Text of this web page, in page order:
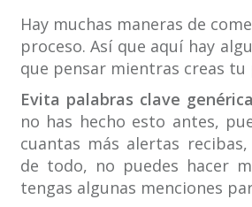
Hay muchas maneras de
proceso. Así que aquí hay
que pensar mientras creas
Evita palabras clave
no has hecho esto antes,
cuantas más alertas
de todo, no puedes hacer
tengas algunas menciones